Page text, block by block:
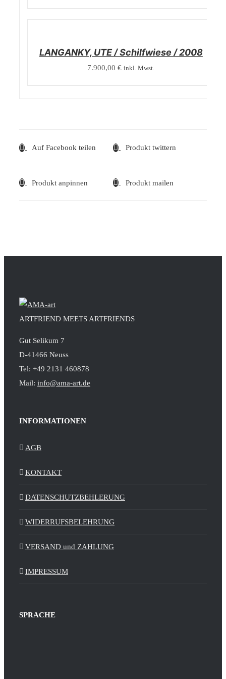
LANGANKY, UTE / Schilfwiese / 2008
7.900,00€ inkl. Mwst.
Auf Facebook teilen Produkt twittern
Produkt anpinnen Produkt mailen
ARTFRIEND MEETS ARTFRIENDS
Gut Selikum 7
D-41466 Neuss
Tel: +49 2131 460878
Mail: info@ama-art.de
INFORMATIONEN
AGB
KONTAKT
DATENSCHUTZBEHLERUNG
WIDERRUFSBELEHRUNG
VERSAND und ZAHLUNG
IMPRESSUM
SPRACHE